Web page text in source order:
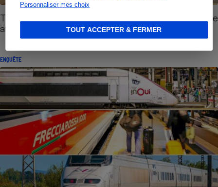
Personnaliser mes choix
TOUT ACCEPTER & FERMER
Transports - Prendrez-vous encore le train comme
avant ?
ENQUÊTE